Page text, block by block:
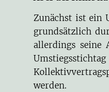
Zunächst ist ein
grundsätzlich
allerdings seine
werden.